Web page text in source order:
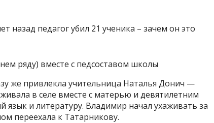
ряду) вместе с педсоставом школы
же привлекла учительница Наталья Донич —
в селе вместе с матерью и девятилетним
и литературу. Владимир начал ухаживать за
переехала к Татарникову.